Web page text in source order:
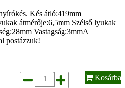
Kés átló:419mm
átmérője:6,5mm Szélső lyukak
Vastagság:3mmA
postázzuk!
Kosárba